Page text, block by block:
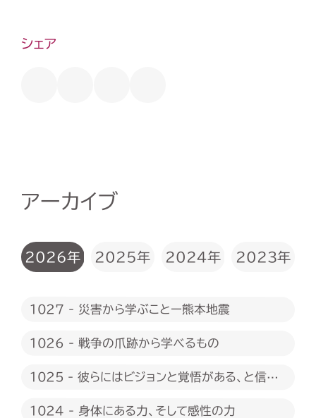
シェア
アーカイブ
2026年 2025年 2024年 2023年
1027 - 災害から学ぶことー熊本地震
1026 - 戦争の爪跡から学べるもの
1025 - 彼らにはビジョンと覚悟がある、と信じ
1024 - 身体にある力、そして感性の力